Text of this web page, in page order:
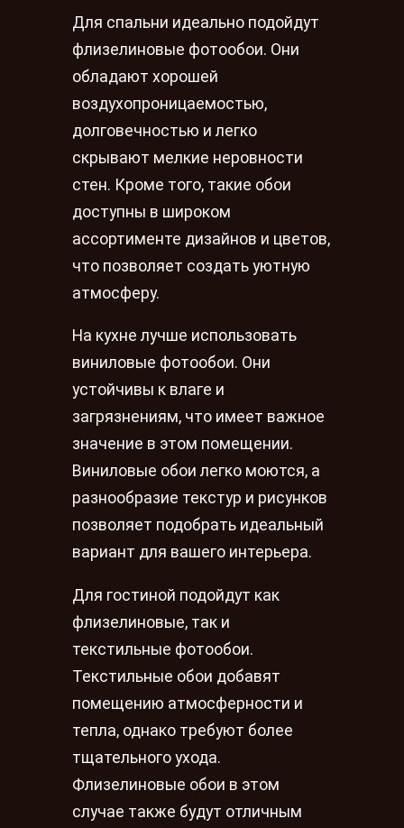
Для спальни идеально подойдут
флизелиновые фотообои. Они
обладают хорошей
воздухопроницаемостью,
долговечностью и легко
скрывают мелкие неровности
стен. Кроме того, такие обои
доступны в широком
ассортименте дизайнов и цветов,
что позволяет создать уютную
атмосферу.
На кухне лучше использовать
виниловые фотообои. Они
устойчивы к влаге и
загрязнениям, что имеет важное
значение в этом помещении.
Виниловые обои легко моются, а
разнообразие текстур и рисунков
позволяет подобрать идеальный
вариант для вашего интерьера.
Для гостиной подойдут как
флизелиновые, так и
текстильные фотообои.
Текстильные обои добавят
помещению атмосферности и
тепла, однако требуют более
тщательного ухода.
Флизелиновые обои в этом
случае также будут отличным